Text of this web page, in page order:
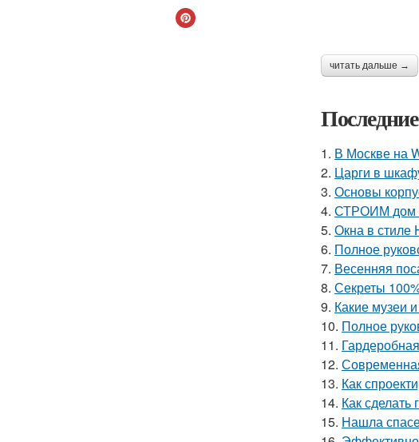
читать дальше →
1. В Москве на
2. Царги в
3. Основы
4. СТРОИМ дом
5. Окна в стиле
6. Полное
7. Весенняя
8. Секреты
9. Какие музеи
10. Полное
11.
12.
13. Как
14. Как
15. Нашла